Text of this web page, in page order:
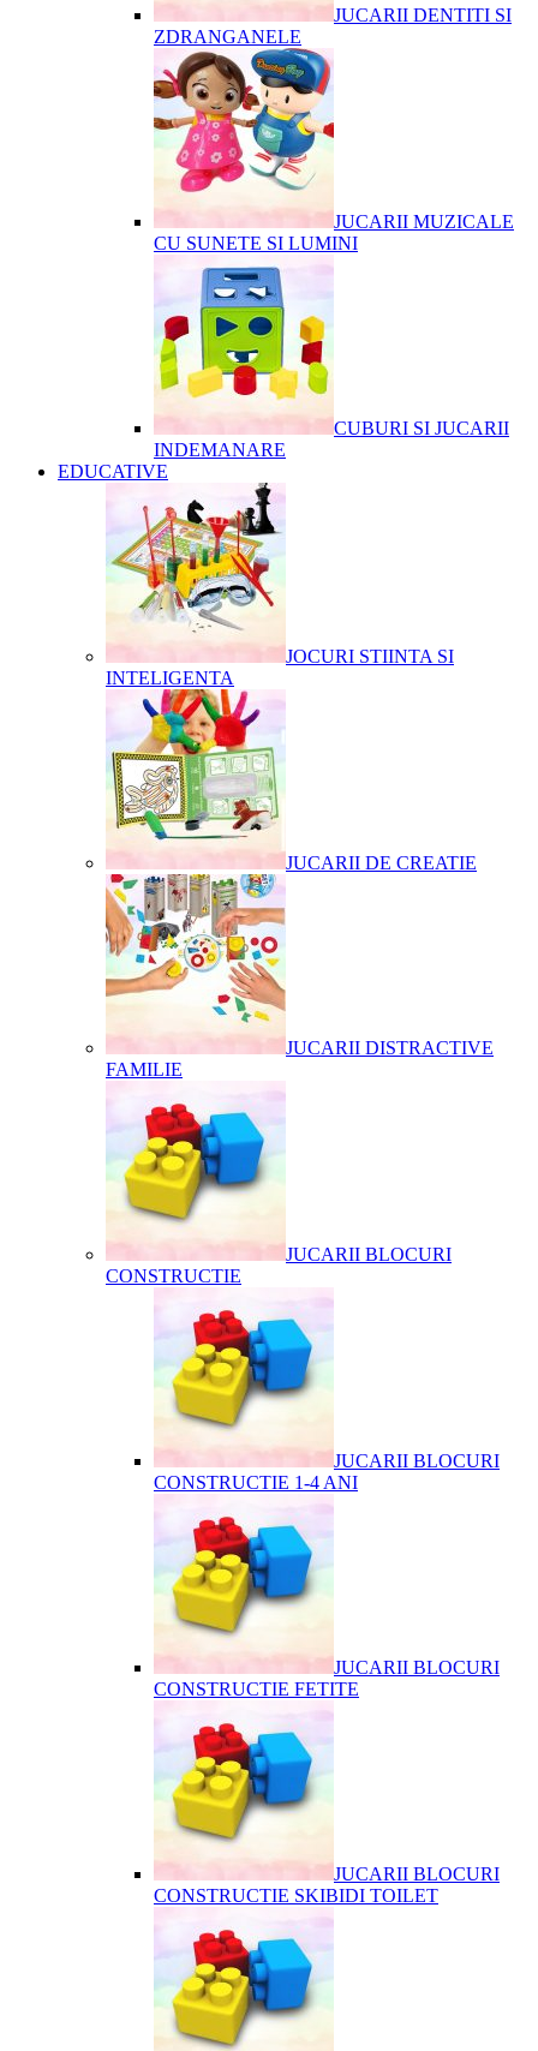
JUCARII DENTITI SI
ZDRANGANELE
JUCARII MUZICALE
CU SUNETE SI LUMINI
CUBURI SI JUCARII
INDEMANARE
EDUCATIVE
JOCURI STIINTA SI
INTELIGENTA
JUCARII DE CREATIE
JUCARII DISTRACTIVE
FAMILIE
JUCARII BLOCURI
CONSTRUCTIE
JUCARII BLOCURI
CONSTRUCTIE 1-4 ANI
JUCARII BLOCURI
CONSTRUCTIE FETITE
JUCARII BLOCURI
CONSTRUCTIE SKIBIDI TOILET